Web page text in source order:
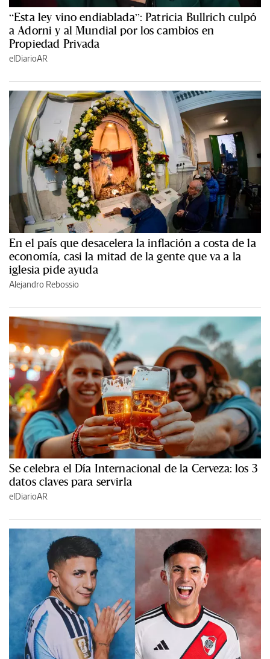
“Esta ley vino endiablada”: Patricia Bullrich culpó
a Adorni y al Mundial por los cambios en
Propiedad Privada
elDiarioAR
En el país que desacelera la inflación a costa de la
economía, casi la mitad de la gente que va a la
iglesia pide ayuda
Alejandro Rebossio
Se celebra el Día Internacional de la Cerveza: los 3
datos claves para servirla
elDiarioAR